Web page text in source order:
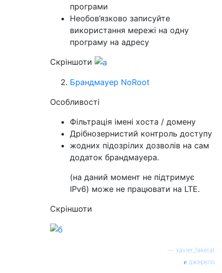
програми
Необов’язково записуйте
використання мережі на одну
програму на адресу
Скріншоти
Брандмауер NoRoot
Особливості
Фільтрація імені хоста / домену
Дрібнозернистий контроль доступу
жодних підозрілих дозволів на сам
додаток брандмауера.
(на даний момент не підтримує
IPv6) може не працювати на LTE.
Скріншоти
xavier_fakerat
джерело